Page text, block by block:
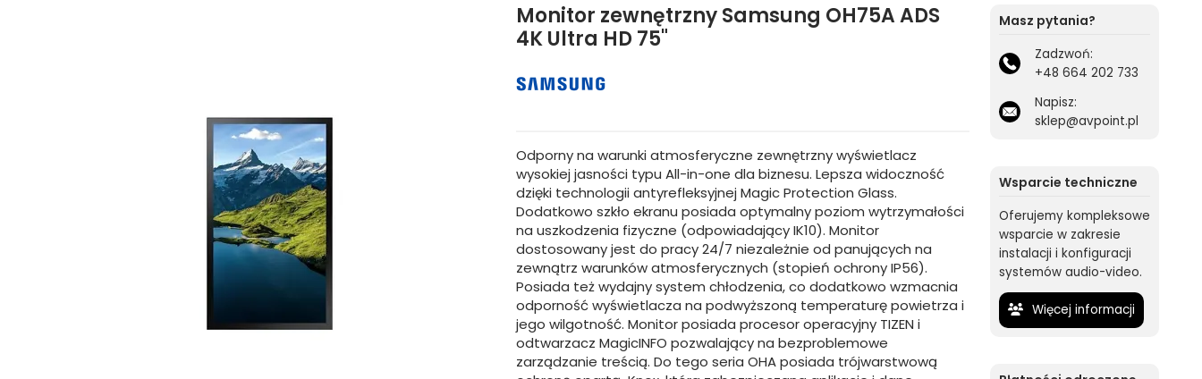
Monitor zewnętrzny Samsung OH75A ADS
4K Ultra HD 75"
Odporny na warunki atmosferyczne zewnętrzny wyświetlacz
wysokiej jasności typu All-in-one dla biznesu. Lepsza widoczność
dzięki technologii antyrefleksyjnej Magic Protection Glass.
Dodatkowo szkło ekranu posiada optymalny poziom wytrzymałości
na uszkodzenia fizyczne (odpowiadający IK10). Monitor
dostosowany jest do pracy 24/7 niezależnie od panujących na
zewnątrz warunków atmosferycznych (stopień ochrony IP56).
Posiada też wydajny system chłodzenia, co dodatkowo wzmacnia
odporność wyświetlacza na podwyższoną temperaturę powietrza i
jego wilgotność. Monitor posiada procesor operacyjny TIZEN i
odtwarzacz MagicINFO pozwalający na bezproblemowe
zarządzanie treścią. Do tego seria OHA posiada trójwarstwową
Masz pytania?
Zadzwoń:
+48 664 202 733
Napisz:
sklep@avpoint.pl
Wsparcie techniczne
Oferujemy kompleksowe
wsparcie w zakresie
instalacji i konfiguracji
systemów audio-video.
Więcej informacji